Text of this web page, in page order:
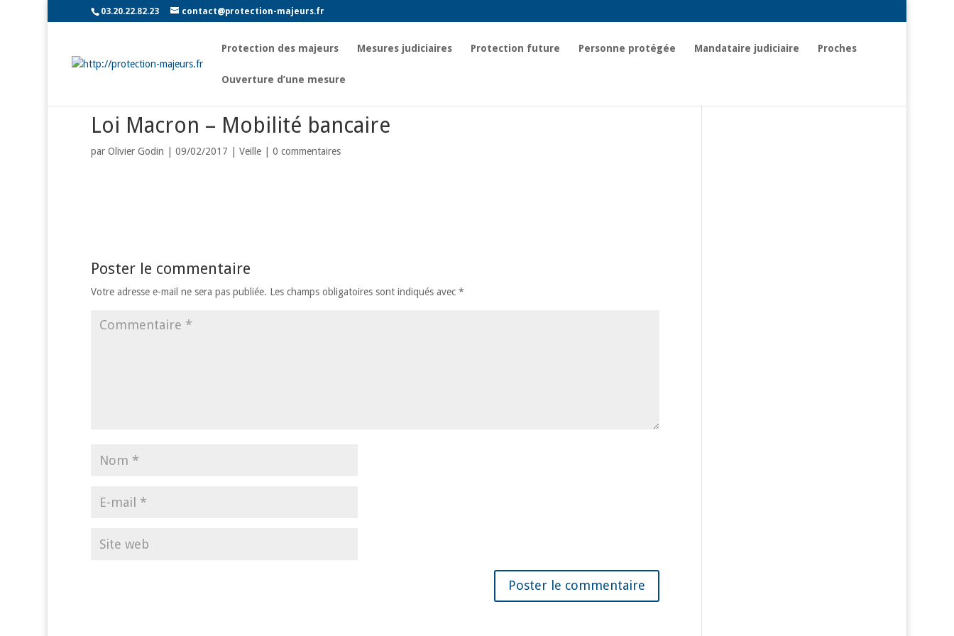
03.20.22.82.23 contact@protection-majeurs.fr
Protection des majeurs Mesures judiciaires Protection future Personne protégée Mandataire judiciaire Proches
Ouverture d’une mesure
Loi Macron – Mobilité bancaire
par Olivier Godin 09/02/2017 Veille| 0 commentaires
Poster le commentaire
Votre adresse e-mail ne sera pas publiée. Les champs obligatoires sont indiqués avec *